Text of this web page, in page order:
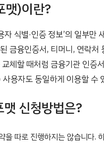
맷)이란?
자 식별·인증 정보’의 일부만
금융인증서, 티머니, 연락
체할 때처럼 금융기관 인증
용자도 동일하게 이용할 수
신청방법은?
을 따로 진행하지는 않습니다.